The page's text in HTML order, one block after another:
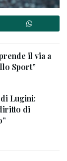
il via a
Sport”
Lugini:
di